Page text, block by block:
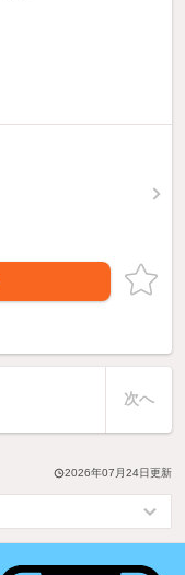
次へ
2026年07月24日更新